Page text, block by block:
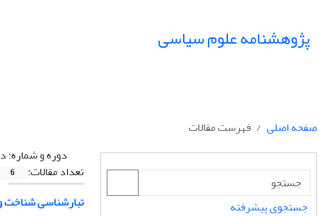
پژوهشنامه علوم سیاسی
صفحه اصلی
فهرست مقالات
دوره و شماره:
تعداد مقالات:
6
تبار‌شناسی
جستجوی پیشرفته